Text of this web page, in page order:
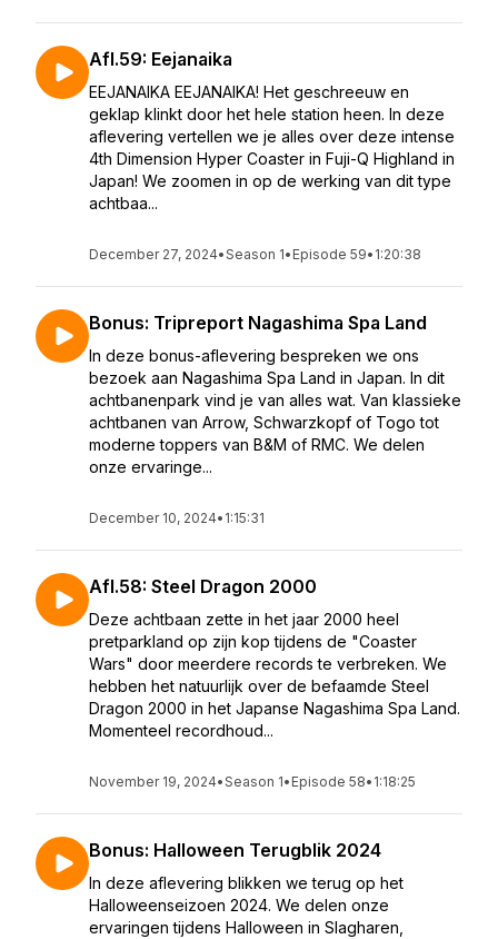
Afl.59: Eejanaika
EEJANAIKA EEJANAIKA! Het geschreeuw en
geklap klinkt door het hele station heen. In deze
aflevering vertellen we je alles over deze intense
4th Dimension Hyper Coaster in Fuji-Q Highland in
Japan! We zoomen in op de werking van dit type
achtbaa...
December 27, 2024•Season 1• Episode 59• 1:20:38
Bonus: Tripreport Nagashima Spa Land
In deze bonus-aflevering bespreken we ons
bezoek aan Nagashima Spa Land in Japan. In dit
achtbanenpark vind je van alles wat. Van klassieke
achtbanen van Arrow, Schwarzkopf of Togo tot
moderne toppers van B&M of RMC. We delen
onze ervaringe...
December 10, 2024• 1:15:31
Afl.58: Steel Dragon 2000
Deze achtbaan zette in het jaar 2000 heel
pretparkland op zijn kop tijdens de "Coaster
Wars" door meerdere records te verbreken. We
hebben het natuurlijk over de befaamde Steel
Dragon 2000 in het Japanse Nagashima Spa Land.
Momenteel recordhoud...
November 19, 2024•Season 1• Episode 58• 1:18:25
Bonus: Halloween Terugblik 2024
In deze aflevering blikken we terug op het
Halloweenseizoen 2024. We delen onze
ervaringen tijdens Halloween in Slagharen,